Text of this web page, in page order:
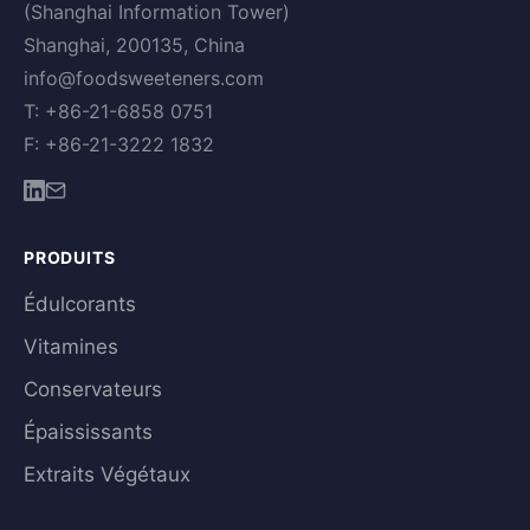
(Shanghai Information Tower)
Shanghai, 200135, China
info@foodsweeteners.com
T: +86-21-6858 0751
F: +86-21-3222 1832
PRODUITS
Édulcorants
Vitamines
Conservateurs
Épaississants
Extraits Végétaux